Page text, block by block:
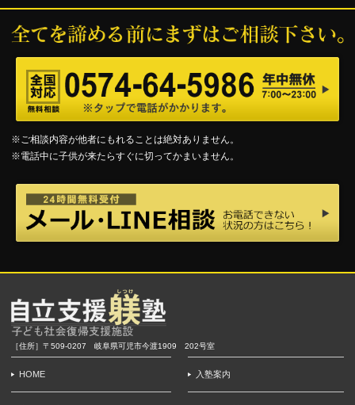
※ご相談内容が他者にもれることは絶対ありません。
※電話中に子供が来たらすぐに切ってかまいません。
［住所］〒509-0207 岐阜県可児市今渡1909 202号室
HOME 入塾案内